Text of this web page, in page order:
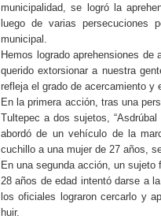
municipalidad, se logró la
luego de varias persecuciones
municipal.
Hemos logrado aprehensiones
querido extorsionar a nuestra
refleja el grado de acercamiento y
En la primera acción, tras una
Tultepec a dos sujetos,
abordó de un vehículo de la
cuchillo a una mujer de 27 años,
En una segunda acción, un sujeto
28 años de edad intentó darse a
los oficiales lograron cercarlo y
huir.